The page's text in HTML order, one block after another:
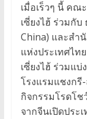
เมื่อเร็วๆ นี้ ค
เซี่ยงไฮ้ ร่วมกั
China) และสำ
แห่งประเทศไท
เซี่ยงไฮ้ ร่วมแ
โรงแรมแชงกรี
กิจกรรมโรดโช
จากจีนเปิดประ